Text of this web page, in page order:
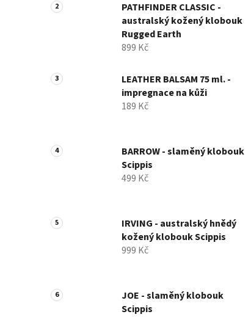
PATHFINDER CLASSIC -
australský kožený klobouk
Rugged Earth
899 Kč
LEATHER BALSAM 75 ml. -
impregnace na kůži
189 Kč
BARROW - slaměný klobouk
Scippis
499 Kč
IRVING - australský hnědý
kožený klobouk Scippis
999 Kč
JOE - slaměný klobouk
Scippis